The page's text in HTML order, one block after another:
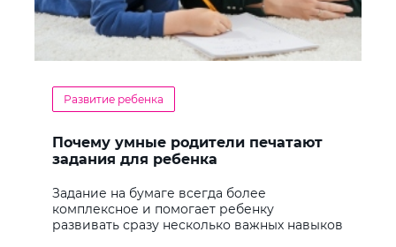
Развитие ребенка
Почему умные родители печатают
задания для ребенка
Задание на бумаге всегда более
комплексное и помогает ребенку
развивать сразу несколько важных навыков